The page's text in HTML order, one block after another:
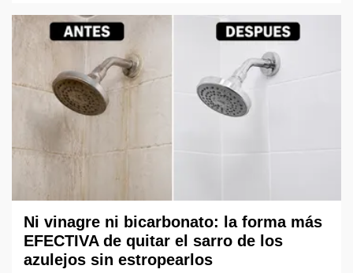
Ni vinagre ni bicarbonato: la forma más
EFECTIVA de quitar el sarro de los
azulejos sin estropearlos